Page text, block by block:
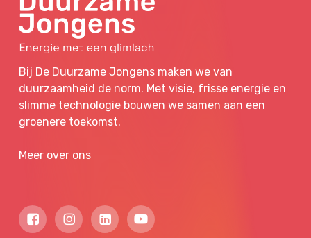
Bij De Duurzame Jongens maken we van
duurzaamheid de norm. Met visie, frisse energie en
slimme technologie bouwen we samen aan een
groenere toekomst.
Meer over ons